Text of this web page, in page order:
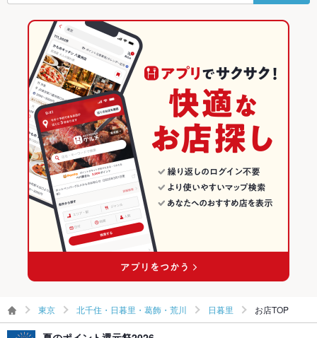
その他設備 テレビ/電源利用可能/外国語対応(日本語、英語、スペイン語)
その他
飲み放題 あり ：飲み放題付きのコースあり
食べ放題 なし
カクテル充実
お子様連れ お子様連れOK
－
プライズ対
備考 －
三ノ輪駅 × メキシコ・中南米料理
東京 × 各国料理
東京 × メキシコ・中南米料理
東京の各国料理ランキング
東京のメキシコ・中南米料理ランキング
北千住・日暮里・葛飾・荒川のグルメランキング
北千住・日暮里・葛飾・荒川の各国料理ランキング
日暮里のグルメランキング
東京 北千住・日暮里・葛飾・荒川 日暮里 お店TOP